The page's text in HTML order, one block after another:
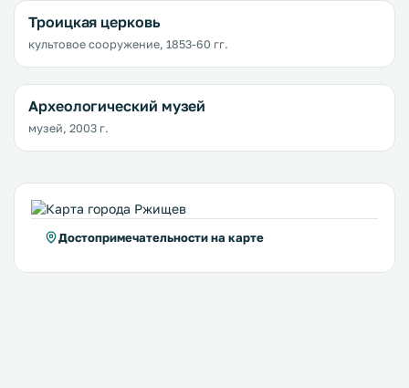
Троицкая церковь
культовое сооружение, 1853-60 гг.
Археологический музей
музей, 2003 г.
Достопримечательности на карте